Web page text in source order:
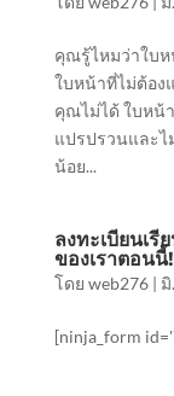
คุณรู้ไหมว่าใบ
ใบหน้าที่ไม่ต้อง
คุณไม่ได้ ใบหน้
แปรปรวนและไ
น้อย...
ลงทะเบียนเ
ของเราตอนนี้!
โดย web276| มิ
[ninja_form